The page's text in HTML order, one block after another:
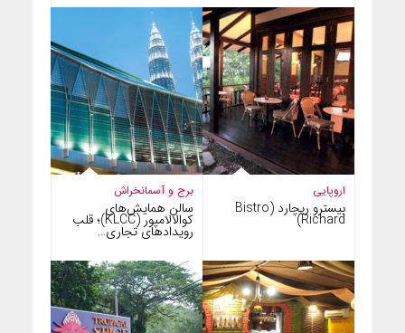
برج و آسمانخراش
سالن همایش‌های
کوالالامپور (KLCC)؛ قلب
رویدادهای تجاری…
اروپایی
بیسترو ریچارد (Bistro
Richard)